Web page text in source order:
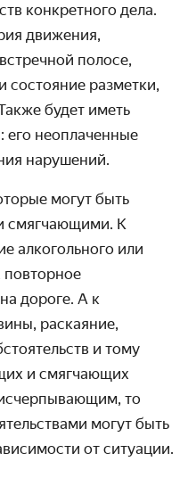
конкретного дела.
движения,
полосе,
разметки,
будет иметь
его неоплаченные
нарушений.
могут быть
смягчающими. К
алкогольного или
повторное
дороге. А к
раскаяние,
и тому
и смягчающих
исчерпывающим, то
могут быть
от ситуации.